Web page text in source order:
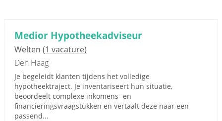
Medior Hypotheekadviseur
Welten (1 vacature)
Den Haag
Je begeleidt klanten tijdens het volledige
hypotheektraject. Je inventariseert hun situatie,
beoordeelt complexe inkomens- en
financieringsvraagstukken en vertaalt deze naar een
passend...